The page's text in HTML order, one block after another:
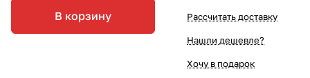
В корзину Рассчитать доставку
Нашли дешевле?
Хочу в подарок